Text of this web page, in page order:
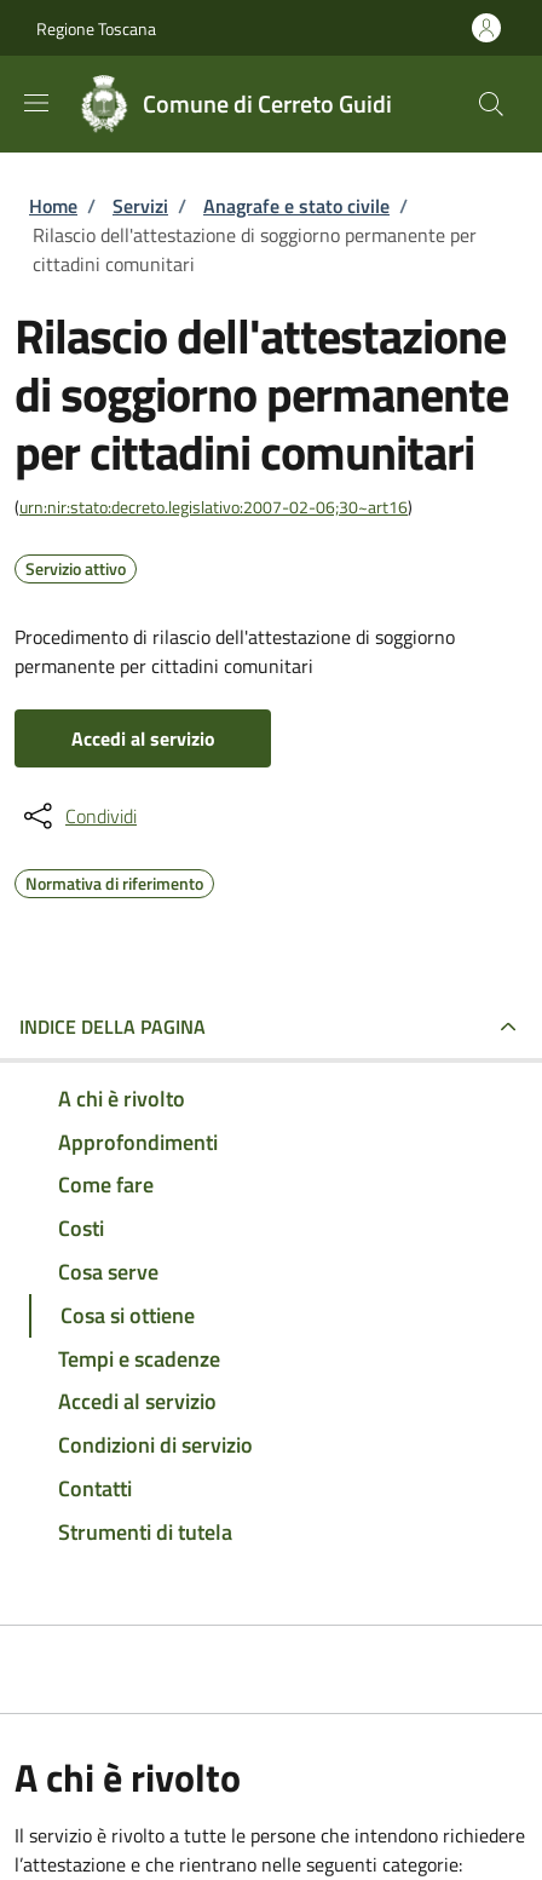
Regione Toscana
Comune di Cerreto Guidi
Briciole di pane
Home / Servizi / Anagrafe e stato civile /
Rilascio dell'attestazione di soggiorno permanente per
cittadini comunitari
Rilascio dell'attestazione
di soggiorno permanente
per cittadini comunitari
(urn:nir:stato:decreto.legislativo:2007-02-06;30~art16)
Servizio attivo
Procedimento di rilascio dell'attestazione di soggiorno
permanente per cittadini comunitari
Accedi al servizio
Condividi
Normativa di riferimento
INDICE DELLA PAGINA
A chi è rivolto
Approfondimenti
Come fare
Costi
Cosa serve
Cosa si ottiene
Tempi e scadenze
Accedi al servizio
Condizioni di servizio
Contatti
Strumenti di tutela
A chi è rivolto
Il servizio è rivolto a tutte le persone che intendono richiedere
l’attestazione e che rientrano nelle seguenti categorie: